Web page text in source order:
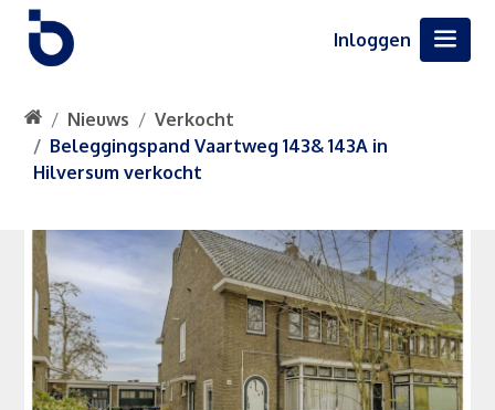
Inloggen
Nieuws
Verkocht
Beleggingspand Vaartweg 143& 143A in
Hilversum verkocht